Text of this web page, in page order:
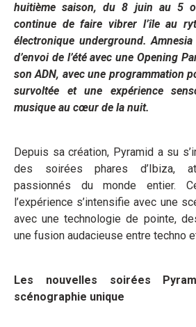
huitième saison, du 8 juin au 5
continue de faire vibrer l’île au
électronique underground.
d’envoi de l’été avec une Opening
son ADN, avec une programmation
survoltée et une expérience
musique au cœur de la nuit.
Depuis sa création, Pyramid a su
des soirées phares d’Ibiza,
passionnés du monde entier.
l’expérience s’intensifie avec une
avec une technologie de pointe,
une fusion audacieuse entre techno
Les nouvelles soirées
scénographie unique